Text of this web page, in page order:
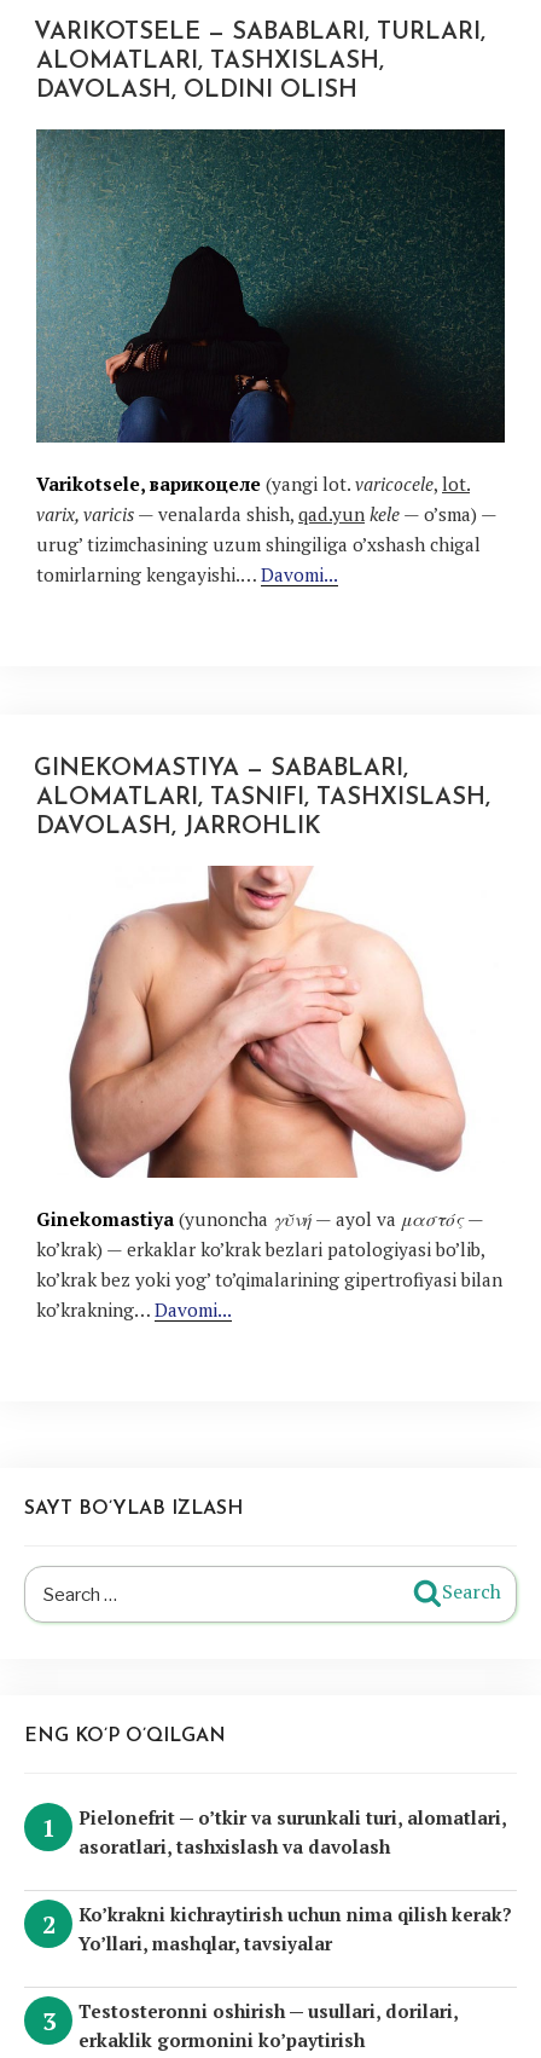
VARIKOTSELE — SABABLARI, TURLARI,
ALOMATLARI, TASHXISLASH,
DAVOLASH, OLDINI OLISH
Varikotsele, варикоцеле (yangi lot. varicocele, lot.
varix, varicis — venalarda shish, qad.yun kele — o’sma) —
urug’ tizimchasining uzum shingiliga o’xshash chigal
tomirlarning kengayishi.… Davomi...
GINEKOMASTIYA — SABABLARI,
ALOMATLARI, TASNIFI, TASHXISLASH,
DAVOLASH, JARROHLIK
Ginekomastiya (yunoncha γῠνή— ayol va μαστός—
ko’krak) — erkaklar ko’krak bezlari patologiyasi bo’lib,
ko’krak bez yoki yog’ to’qimalarining gipertrofiyasi bilan
ko’krakning… Davomi...
SAYT BO’YLAB IZLASH
Search
for:
Search
ENG KO’P O’QILGAN
Pielonefrit — o’tkir va surunkali turi, alomatlari,
asoratlari, tashxislash va davolash
Ko’krakni kichraytirish uchun nima qilish kerak?
Yo’llari, mashqlar, tavsiyalar
Testosteronni oshirish — usullari, dorilari,
erkaklik gormonini ko’paytirish